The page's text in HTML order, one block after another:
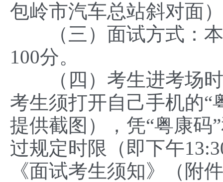
包岭市汽车总站斜对面
（三）面试方式：本
100分。
（四）考生进考场时
考生须打开自己手机的“
提供截图），凭“粤康码
过规定时限（即下午
《面试考生须知》（附